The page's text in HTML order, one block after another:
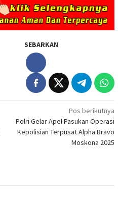
SEBARKAN
Pos berikutnya
Polri Gelar Apel Pasukan Operasi
Kepolisian Terpusat Alpha Bravo
Moskona 2025